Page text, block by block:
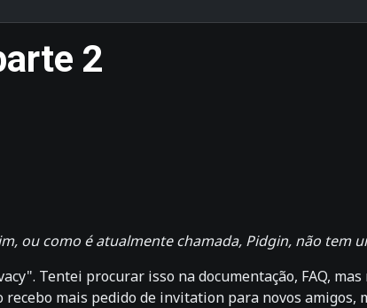
2
ou como é atualmente chamada, Pidgin, não tem
Tentei procurar isso na documentação, FAQ,
mais pedido de invitation para novos amigos,